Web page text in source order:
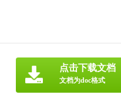
点击下载文档
文档为doc格式